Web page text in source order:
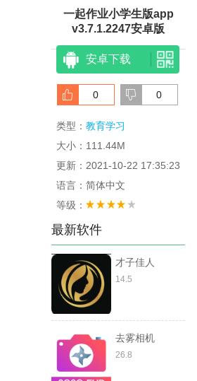
一起作业小学生版app
v3.7.1.2247安卓版
安卓下载
0 0
类型： 教育学习
大小：111.44M
更新：2021-10-22 17:35:23
语言：简体中文
等级：
最新软件
才子佳人
14.5
去雾相机
26.8